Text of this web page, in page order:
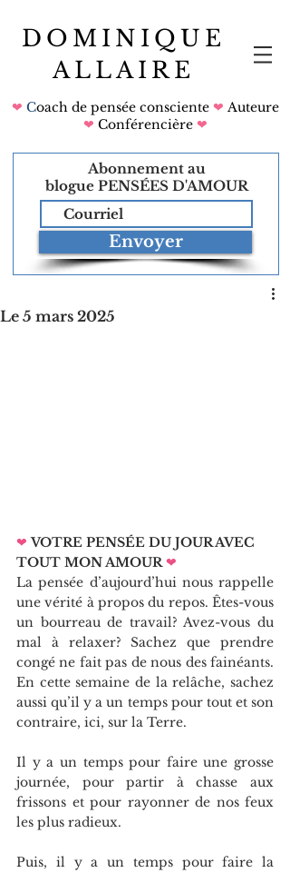
DOMINIQUE
ALLAIRE
❤ Coach de pensée consciente ❤ Auteure
❤ Conférencière ❤
Abonnement au
blogue PENSÉES D'AMOUR
Envoyer
Le 5 mars 2025
❤ VOTRE PENSÉE DU JOUR AVEC
TOUT MON AMOUR ❤
La pensée d’aujourd’hui nous rappelle
une vérité à propos du repos. Êtes-vous
un bourreau de travail? Avez-vous du
mal à relaxer? Sachez que prendre
congé ne fait pas de nous des fainéants.
En cette semaine de la relâche, sachez
aussi qu’il y a un temps pour tout et son
contraire, ici, sur la Terre.
Il y a un temps pour faire une grosse
journée, pour partir à chasse aux
frissons et pour rayonner de nos feux
les plus radieux.
Puis, il y a un temps pour faire la